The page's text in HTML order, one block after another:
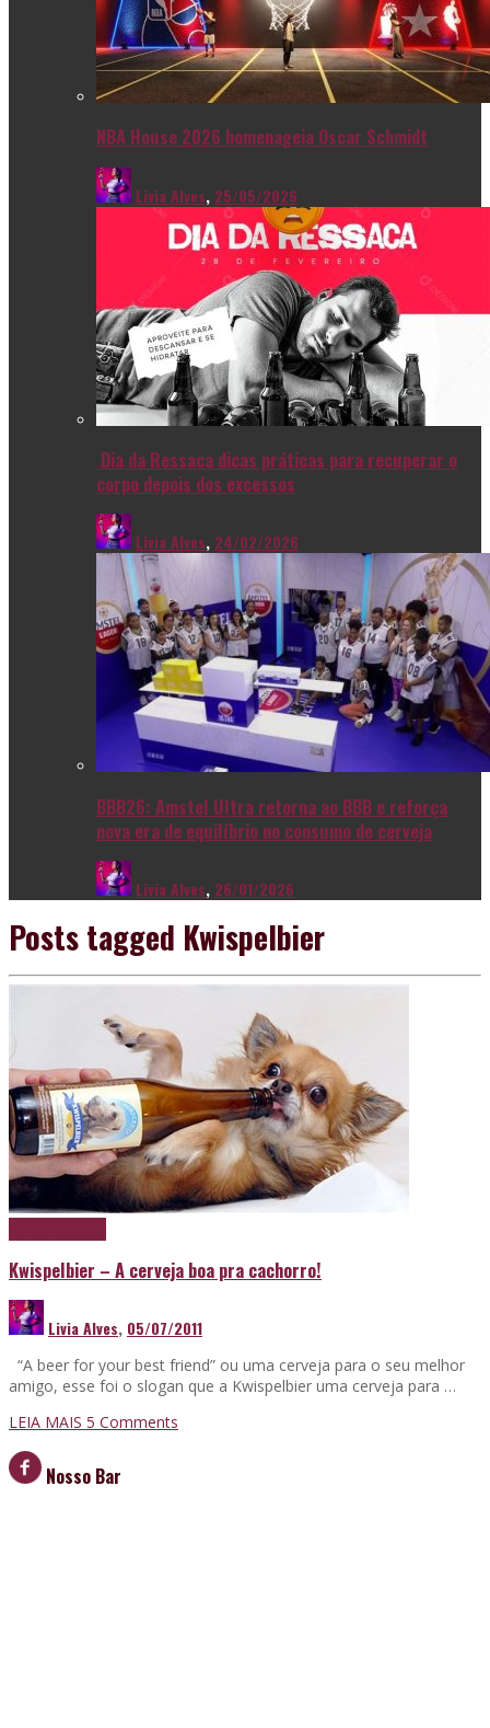
NBA House 2026 homenageia Oscar Schmidt
Livia Alves, 25/05/2026
Dia da Ressaca dicas práticas para recuperar o
corpo depois dos excessos
Livia Alves, 24/02/2026
BBB26: Amstel Ultra retorna ao BBB e reforça
nova era de equilíbrio no consumo de cerveja
Livia Alves, 26/01/2026
Posts tagged Kwispelbier
Kwispelbier – A cerveja boa pra cachorro!
Livia Alves, 05/07/2011
“A beer for your best friend” ou uma cerveja para o seu melhor
amigo, esse foi o slogan que a Kwispelbier uma cerveja para …
LEIA MAIS 5 Comments
Nosso Bar